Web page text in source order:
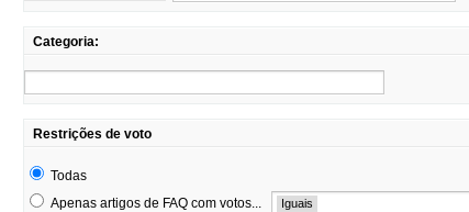
Categoria:
Restrições de voto
Todas
Apenas artigos de FAQ com votos...
Iguais